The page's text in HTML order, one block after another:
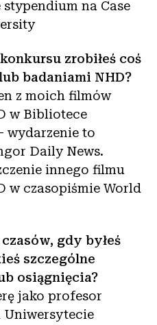
na Case
zrobiłeś coś
badaniami NHD?
z moich filmów
w Bibliotece
wydarzenie to
Daily News.
innego filmu
w czasopiśmie World
gdy byłeś
szczególne
osiągnięcia?
jako profesor
Uniwersytecie